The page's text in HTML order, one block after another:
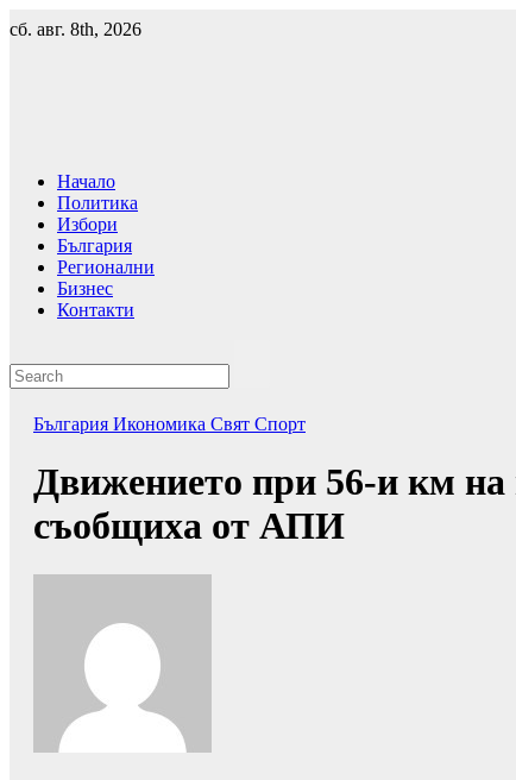
Skip
to
сб. авг. 8th, 2026
Начало
Политика
Избори
България
Регионални
Бизнес
Контакти
България Икономика Свят Спорт
Движението при 56-и км на
съобщиха от АПИ